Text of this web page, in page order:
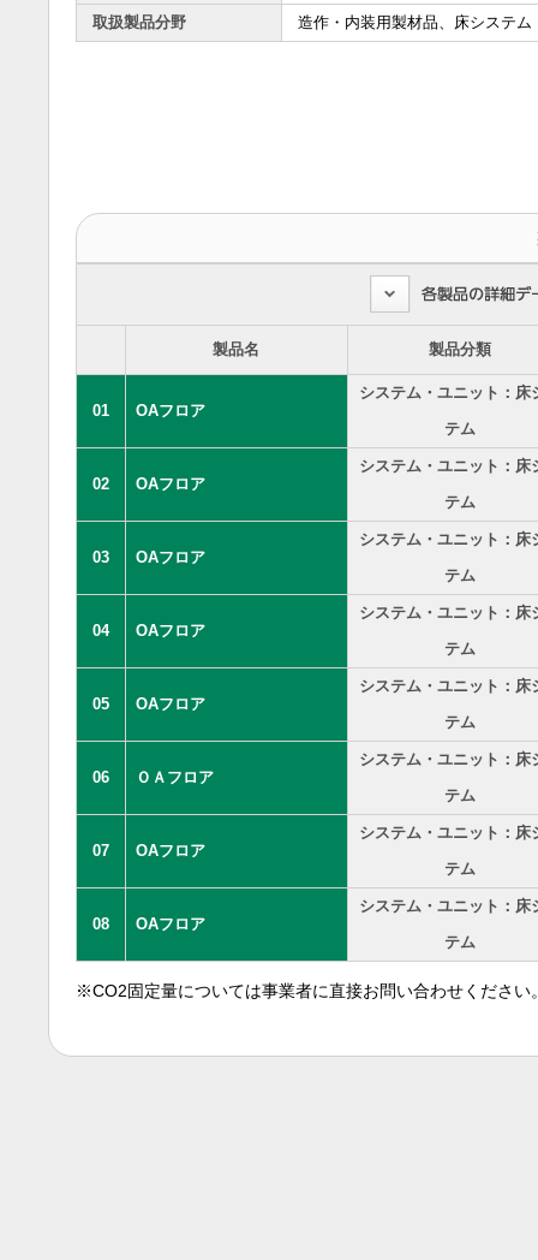
取扱製品分野 造作・内装用製材品、床システム
製品名 製品分類
01 OAフロア
システム・ユニット：床
テム
02 OAフロア
システム・ユニット：床
テム
03 OAフロア
システム・ユニット：床
テム
04 OAフロア
システム・ユニット：床
テム
05 OAフロア
システム・ユニット：床
テム
06 ＯＡフロア
システム・ユニット：床
テム
07 OAフロア
システム・ユニット：床
テム
08 OAフロア
システム・ユニット：床
テム
※CO2固定量については事業者に直接お問い合わせください